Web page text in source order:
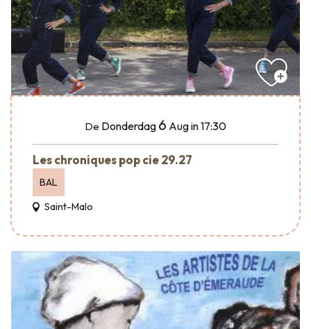
De Donderdag 6 Augin 17:30
Les chroniques pop cie 29.27
BAL
Saint-Malo